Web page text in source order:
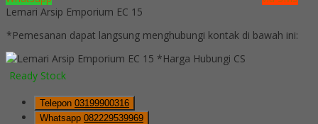
Lemari Arsip Emporium EC 15
*Pemesanan dapat langsung menghubungi kontak di bawah ini:
*Harga Hubungi CS
Ready Stock
Telepon 03199900316
Whatsapp 082229539969